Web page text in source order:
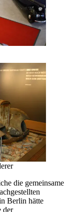
die gemeinsame
Berlin hätte
der